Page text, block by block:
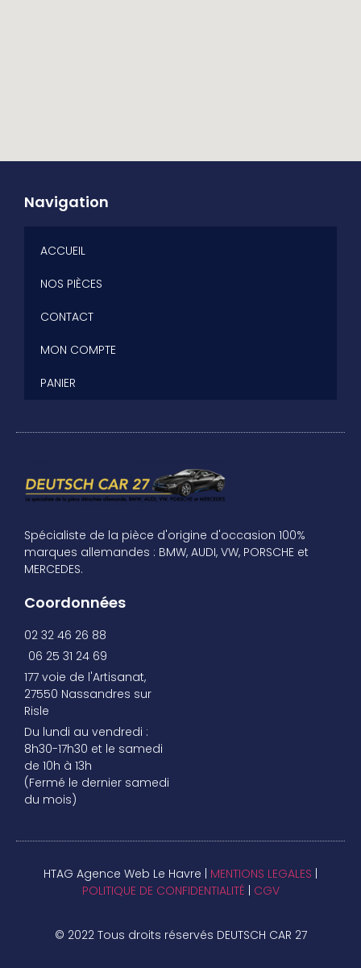
Navigation
ACCUEIL
NOS PIÈCES
CONTACT
MON COMPTE
PANIER
Spécialiste de la pièce d'origine d'occasion 100%
marques allemandes : BMW, AUDI, VW, PORSCHE et
MERCEDES.
Coordonnées
02 32 46 26 88
06 25 31 24 69
177 voie de l'Artisanat,
27550 Nassandres sur
Risle
Du lundi au vendredi :
8h30-17h30 et le samedi
de 10h à 13h
(Fermé le dernier samedi
du mois)
HTAG Agence Web Le Havre | MENTIONS LEGALES |
POLITIQUE DE CONFIDENTIALITÉ | CGV
© 2022 Tous droits réservés DEUTSCH CAR 27